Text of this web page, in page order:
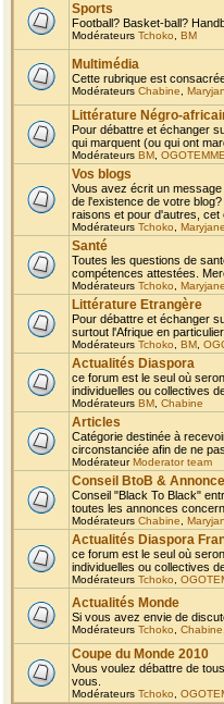
Sports
Football? Basket-ball?
Modérateurs Tchoko BM
Multimédia
Cette rubrique est
Modérateurs Chabine
Littérature Négro-
Pour débattre et échanger
qui marquent (ou qui ont
Modérateurs BM
Vos blogs
Vous avez écrit un
de l'existence de votre
raisons et pour d'autres, cet
Modérateurs Tchoko Maryjane
Santé
Toutes les questions de
compétences attestées.
Modérateurs Tchoko Maryjane
Littérature Etrangère
Pour débattre et échanger
surtout l'Afrique en
Modérateurs Tchoko BM
Actualités Diaspora
ce forum est le seul où
individuelles ou collectives
Modérateurs BM Chabine
Articles
Catégorie destinée à
circonstanciée afin de ne
ModérateurModerator team
Conseil BtoB &
Conseil "Black To Black"
toutes les annonces
Modérateurs Chabine
Actualités Diaspora
ce forum est le seul où
individuelles ou collectives
Modérateurs Tchoko
Actualités Monde
Si vous avez envie de
Modérateurs Tchoko Chabine
Coupe du Monde 2010
Vous voulez débattre de
vous.
Modérateurs Tchoko